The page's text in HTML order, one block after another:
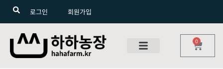
로그인 회원가입
0